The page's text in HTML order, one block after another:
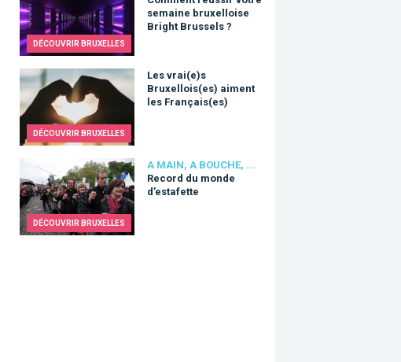
DÉCOUVRIR BRUXELLES
semaine bruxelloise
Bright Brussels ?
DÉCOUVRIR BRUXELLES
Les vrai(e)s
Bruxellois(es) aiment
les Français(es)
Les vrai(e)s Bruxellois(es) aiment les Français(es)
DÉCOUVRIR BRUXELLES
A MAIN, A BOUCHE, ...
Record du monde
d’estafette
Record du monde d’estafette